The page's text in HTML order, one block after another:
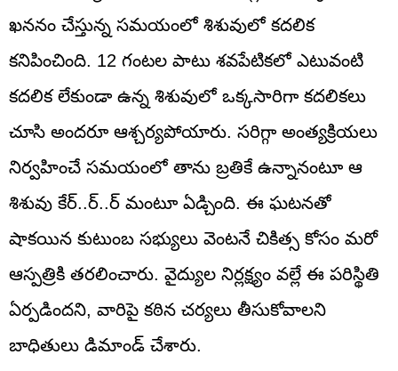
ఖననం చేస్తున్న సమయంలో శిశువులో కదలిక
కనిపించింది. 12 గంటల పాటు శవపేటికలో ఎటువంటి
కదలిక లేకుండా ఉన్న శిశువులో ఒక్కసారిగా కదలికలు
చూసి అందరూ ఆశ్చర్యపోయారు. సరిగ్గా అంత్యక్రియలు
నిర్వహించే సమయంలో తాను బ్రతికే ఉన్నానంటూ ఆ
శిశువు కేర్‌..ర్‌..ర్‌ మంటూ ఏడ్చింది. ఈ ఘటనతో
షాకయిన కుటుంబ సభ్యులు వెంటనే చికిత్స కోసం మరో
ఆస్పత్రికి తరలించారు. వైద్యుల నిర్లక్ష్యం వల్లే ఈ పరిస్థితి
ఏర్పడిందని, వారిపై కఠిన చర్యలు తీసుకోవాలని
బాధితులు డిమాండ్‌ చేశారు.